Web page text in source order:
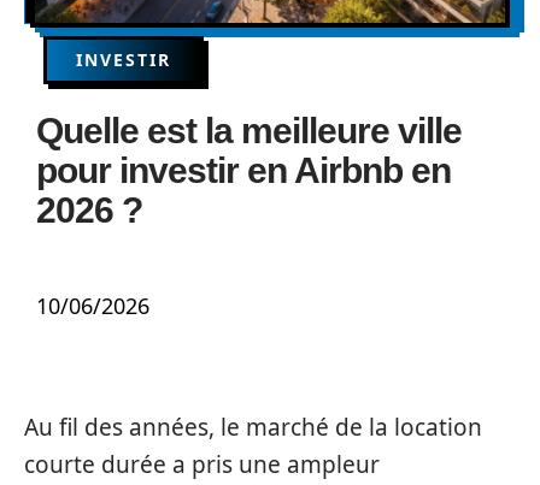
INVESTIR
Quelle est la meilleure ville
pour investir en Airbnb en
2026 ?
10/06/2026
Au fil des années, le marché de la location
courte durée a pris une ampleur